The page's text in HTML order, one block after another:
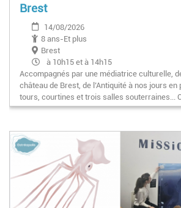
Brest
14/08/2026
8 ans-Et plus
Brest
à 10h15 et à 14h15
Accompagnés par une médiatrice culturelle,
château de Brest, de l’Antiquité à nos jours en
tours, courtines et trois salles souterraines...